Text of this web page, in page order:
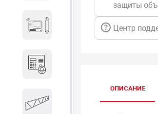
Гидроакустическое
оборудование
защиты
Центр
ОПИСАНИЕ